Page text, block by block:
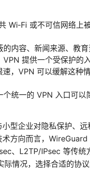
Wi‑Fi 或不可信网络上
内容、新闻来源、教育
提供一个受保护的入
，VPN 可以缓解这种
统一的 VPN 入口可以
型企业对隐私保护、远
方向而言，
、L2TP/IPsec 等传统
情况，选择合适的协